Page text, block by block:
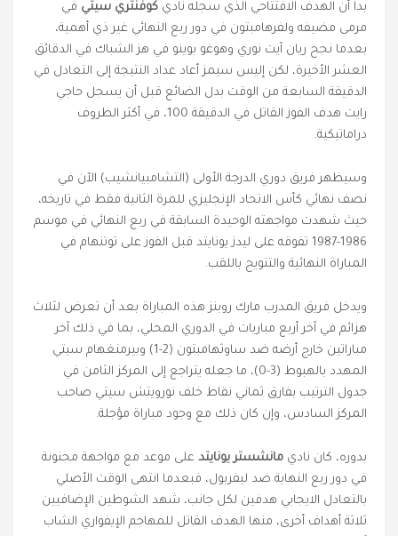
بدا أن الهدف الافتتاحي الذي سجله نادي كوفنتري سيتي في
مرمى مضيفه ولفرهامبتون في دور ربع النهائي غير ذي أهمية،
بعدما نجح ريان آيت نوري وهوغو بوينو في هز الشباك في الدقائق
العشر الأخيرة، لكن إليس سيمز أعاد عداد النتيجة إلى التعادل في
الدقيقة السابعة من الوقت بدل الضائع قبل أن يسجل حاجي
رايت هدف الفوز القاتل في الدقيقة 100، في أكثر الظروف
دراماتيكية.
وسيظهر فريق دوري الدرجة الأولى (التشامبيانشيب) الآن في
نصف نهائي كأس الاتحاد الإنجليزي للمرة الثانية فقط في تاريخه،
حيث شهدت مواجهته الوحيدة السابقة في ربع النهائي في موسم
1986-1987 تفوقه على ليدز يونايتد قبل الفوز على توتنهام في
المباراة النهائية والتتويج باللقب.
ويدخل فريق المدرب مارك روبنز هذه المباراة بعد أن تعرض لثلاث
هزائم في آخر أربع مباريات في الدوري المحلي، بما في ذلك آخر
مباراتين خارج أرضه ضد ساوثهامبتون (2-1) وبيرمنغهام سيتي
المهدد بالهبوط (3-0)، ما جعله يتراجع إلى المركز الثامن في
جدول الترتيب بفارق ثماني نقاط خلف نورويتش سيتي صاحب
المركز السادس، وإن كان ذلك مع وجود مباراة مؤجلة.
بدوره، كان نادي مانشستر يونايتد على موعد مع مواجهة مجنونة
في دور ربع النهاية ضد ليفربول، فبعدما انتهى الوقت الأصلي
بالتعادل الايجابي هدفين لكل جانب، شهد الشوطين الإضافيين
ثلاثة أهداف أخرى، منها الهدف القاتل للمهاجم الإيفواري الشاب